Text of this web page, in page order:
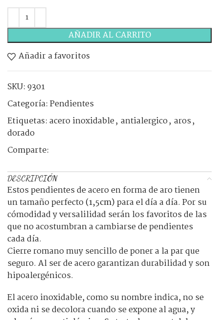
AÑADIR AL CARRITO
Añadir a favoritos
SKU:9301
Categoría:Pendientes
Etiquetas:acero inoxidable, antialergico, aros,
dorado
Comparte:
DESCRIPCIÓN
Estos pendientes de acero en forma de aro tienen
un tamaño perfecto(1,5cm)para el día a día. Por su
cómodidad y versalilidad serán los favoritos de las
que no acostumbran a cambiarse de pendientes
cada día.
Cierre romano muy sencillo de poner a la par que
seguro. Al ser de acero garantizan durabilidad y son
hipoalergénicos.
El acero inoxidable, como su nombre indica, no se
oxida ni se decolora cuando se expone al agua, y